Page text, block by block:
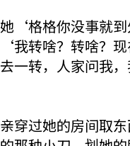
‘格格你没事就
我转啥？转啥？现
一转，人家问我
穿过她的房间取